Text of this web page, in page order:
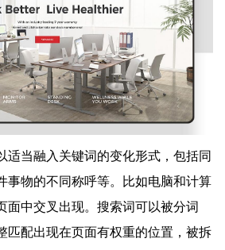
当融入关键词的变化形式，包括同
事物的不同称呼等。比如电脑和计算
面中交叉出现。搜索词可以被分词
匹配出现在页面有权重的位置，被拆